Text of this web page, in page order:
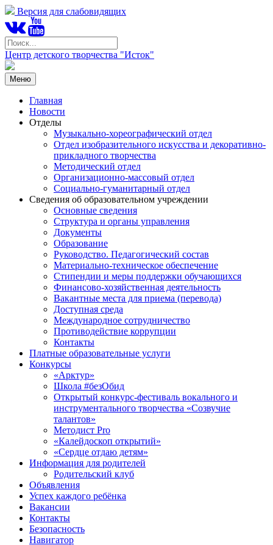
Версия для слабовидящих
Центр детского творчества "Исток"
Меню
Главная
Новости
Отделы
Музыкально-хореографический отдел
Отдел изобразительного искусства и декоративно-
прикладного творчества
Методический отдел
Организационно-массовый отдел
Социально-гуманитарный отдел
Сведения об образовательном учреждении
Основные сведения
Структура и органы управления
Документы
Образование
Руководство. Педагогический состав
Материально-техническое обеспечение
Стипендии и меры поддержки обучающихся
Финансово-хозяйственная деятельность
Вакантные места для приема (перевода)
Доступная среда
Международное сотрудничество
Противодействие коррупции
Контакты
Платные образовательные услуги
Конкурсы
«Арктур»
Школа #безОбид
Открытый конкурс-фестиваль вокального и
инструментального творчества «Созвучие
талантов»
Методист Pro
«Калейдоскоп открытий»
«Сердце отдаю детям»
Информация для родителей
Родительский клуб
Объявления
Успех каждого ребёнка
Вакансии
Контакты
Безопасность
Навигатор